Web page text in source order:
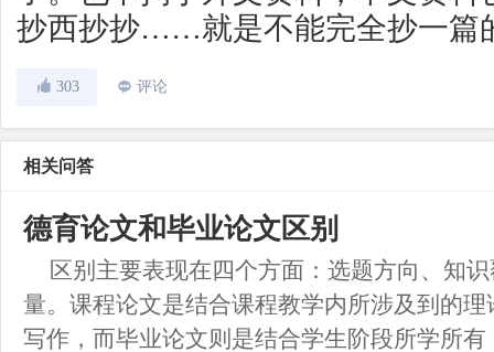
抄西抄抄……就是不能完全抄一篇
303 评论
相关问答
德育论文和毕业论文区别
区别主要表现在四个方面：选题方向、知
量。课程论文是结合课程教学内所涉及到的
写作，而毕业论文则是结合学生阶段所学所有